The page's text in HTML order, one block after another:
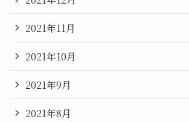
2021年11月
2021年10月
2021年9月
2021年8月